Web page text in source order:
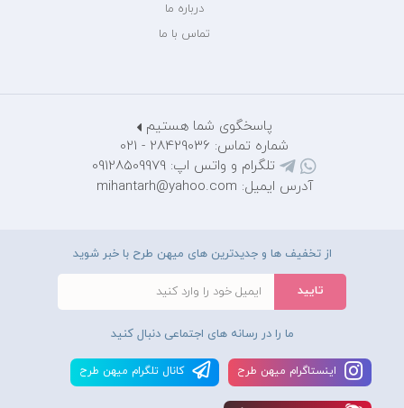
درباره ما
تماس با ما
پاسخگوی شما هستیم
شماره تماس: 28429036 - 021
تلگرام و واتس اپ: 09128509979
آدرس ایمیل: mihantarh@yahoo.com
از تخفیف ها و جدیدترین های میهن طرح با خبر شوید
ما را در رسانه های اجتماعی دنبال کنید
اينستاگرام ميهن طرح کانال تلگرام ميهن طرح